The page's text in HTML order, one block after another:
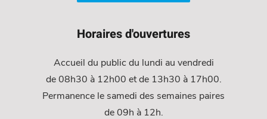
Horaires d'ouvertures
Accueil du public du lundi au vendredi
de 08h30 à 12h00 et de 13h30 à 17h00.
Permanence le samedi des semaines paires
de 09h à 12h.